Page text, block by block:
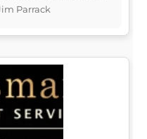
Parrack